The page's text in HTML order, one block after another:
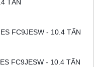
TẤN
FC9JESW - 10.4 TẤN
FC9JESW - 10.4 TẤN